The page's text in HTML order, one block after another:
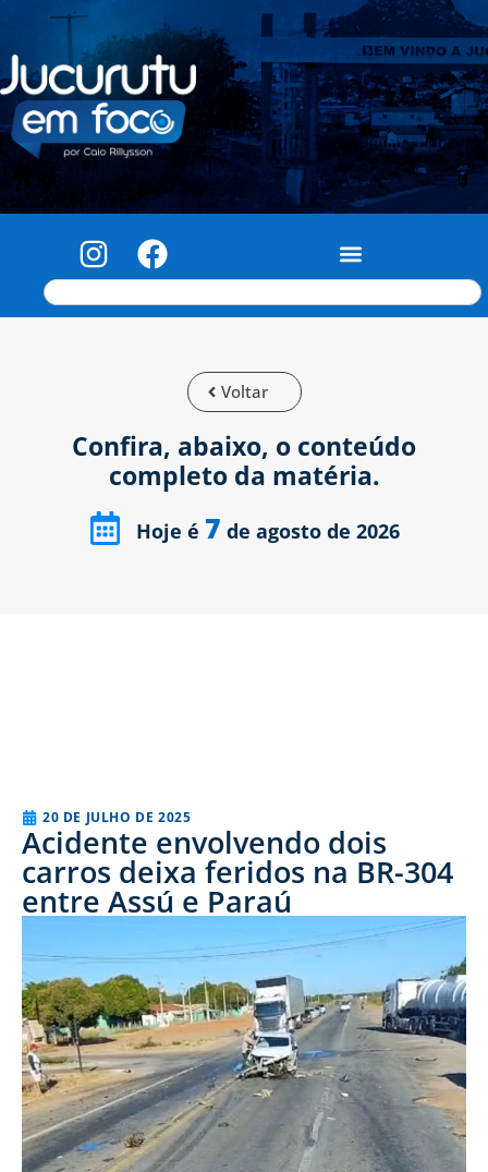
Voltar
Confira, abaixo, o conteúdo
completo da matéria.
Hoje é 7 de agosto de 2026
20 DE JULHO DE 2025
Acidente envolvendo dois
carros deixa feridos na BR-304
entre Assú e Paraú